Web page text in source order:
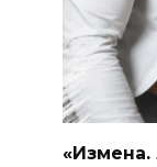
«Измена.